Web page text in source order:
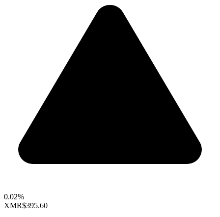
0.02%
XMR$395.60